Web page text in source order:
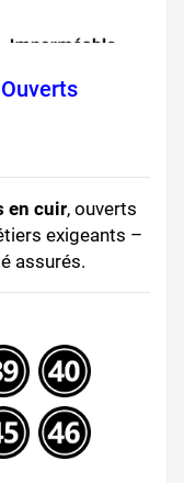
en cuir, ouverts
exigeants –
assurés.